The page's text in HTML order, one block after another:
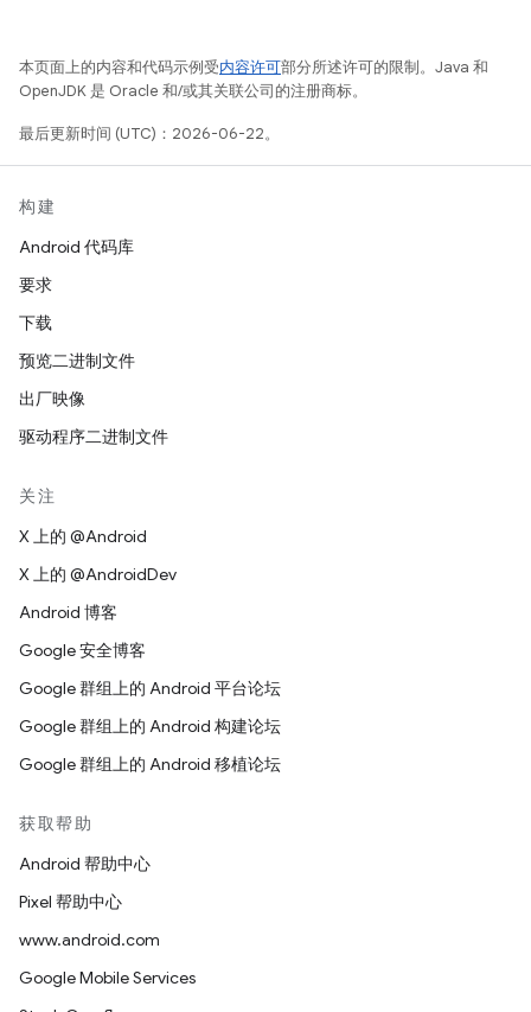
本页面上的内容和代码示例受内容许可部分所述许可的限制。Java 和
OpenJDK 是 Oracle 和/或其关联公司的注册商标。
最后更新时间 (UTC)：2026-06-22。
构建
Android 代码库
要求
下载
预览二进制文件
出厂映像
驱动程序二进制文件
关注
X 上的 @Android
X 上的 @AndroidDev
Android 博客
Google 安全博客
Google 群组上的 Android 平台论坛
Google 群组上的 Android 构建论坛
Google 群组上的 Android 移植论坛
获取帮助
Android 帮助中心
Pixel 帮助中心
www.android.com
Google Mobile Services